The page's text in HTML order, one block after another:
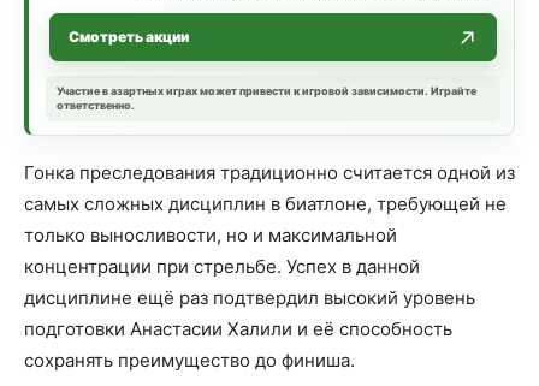
Смотреть акции
Участие в азартных играх может привести к игровой зависимости. Играйте
ответственно.
Гонка преследования традиционно считается одной из
самых сложных дисциплин в биатлоне, требующей не
только выносливости, но и максимальной
концентрации при стрельбе. Успех в данной
дисциплине ещё раз подтвердил высокий уровень
подготовки Анастасии Халили и её способность
сохранять преимущество до финиша.